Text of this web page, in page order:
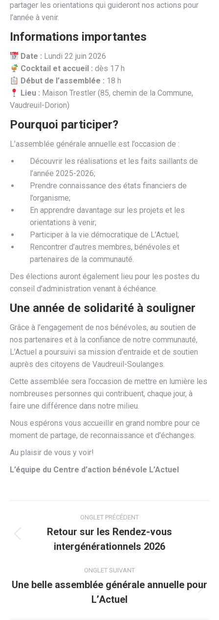
partager les orientations qui guideront nos actions pour
l’année à venir.
Informations importantes
Date : Lundi 22 juin 2026
Cocktail et accueil : dès 17 h
Début de l’assemblée : 18 h
Lieu : Maison Trestler (85, chemin de la Commune,
Vaudreuil-Dorion)
Pourquoi participer?
L’assemblée générale annuelle est l’occasion de :
Découvrir les réalisations et les faits saillants de
l’année 2025-2026;
Prendre connaissance des états financiers de
l’organisme;
En apprendre davantage sur les projets et les
orientations à venir;
Participer à la vie démocratique de L’Actuel;
Rencontrer d’autres membres, bénévoles et
partenaires de la communauté.
Des élections auront également lieu pour les postes du
conseil d’administration venant à échéance.
Une année de solidarité à souligner
Grâce à l’engagement de nos bénévoles, au soutien de
nos partenaires et à la confiance de notre communauté,
L’Actuel a poursuivi sa mission d’entraide et de soutien
auprès des citoyens de Vaudreuil-Soulanges.
Cette assemblée sera l’occasion de mettre en lumière les
nombreuses personnes qui contribuent, chaque jour, à
faire une différence dans notre milieu.
Nous espérons vous accueillir en grand nombre pour ce
moment de partage, de reconnaissance et d’échanges.
Au plaisir de vous y voir!
L’équipe du Centre d’action bénévole L’Actuel
Navigation
de
commentaire
ONGLET PRÉCÉDENT
précédent
Retour sur les Rendez-vous
intergénérationnels 2026
ONGLET SUIVANT
Onglet
suivant
Une belle assemblée générale annuelle pour
L’Actuel